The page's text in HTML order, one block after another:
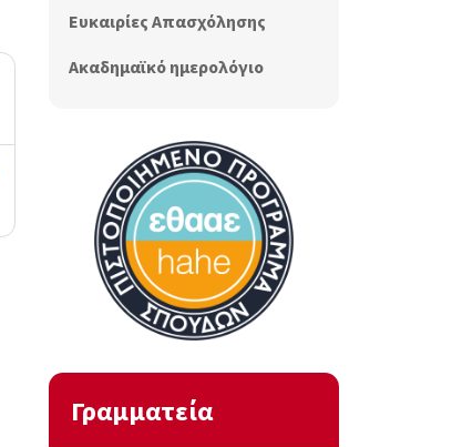
Ευκαιρίες Απασχόλησης
Ακαδημαϊκό ημερολόγιο
Γραμματεία